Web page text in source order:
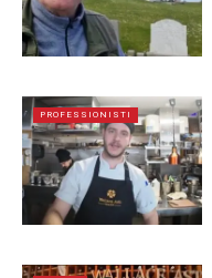
PROFESSIONISTI